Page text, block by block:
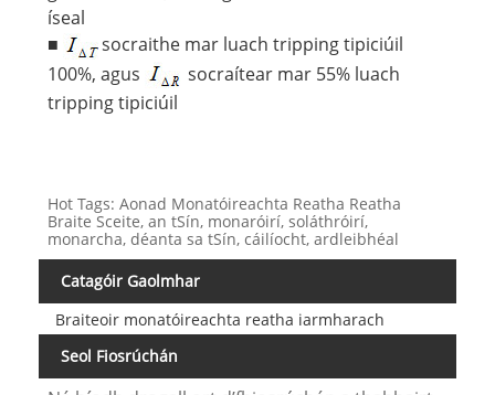
íseal
■
socraithe mar luach tripping tipiciúil
100%, agus
socraítear mar 55% luach
tripping tipiciúil
Hot Tags: Aonad Monatóireachta Reatha Reatha
Braite Sceite, an tSín, monaróirí, soláthróirí,
monarcha, déanta sa tSín, cáilíocht, ardleibhéal
Catagóir Gaolmhar
Braiteoir monatóireachta reatha iarmharach
Seol Fiosrúchán